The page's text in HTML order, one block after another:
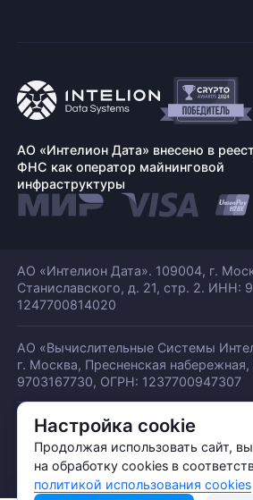
Настройка cookie
Продолжая использовать сайт,
на обработку cookies в
политикой использования cookies
АО «Интелион Дата» внесено в
ФНС как оператор майнинговой
инфраструктуры
АО «Интелион Дата». 109004, г.
Станиславского, д. 21, стр. 2. ИНН:
1247700814020
АО «Вычислительные Системы
г. Москва, Пресненская набережная,
9703167730, ОГРН: 1237700947307
© АО «ИНТЕЛИОН ДАТА» 2026
Политика обработки ПДн
Политика конфиденциальности
Политика использования куки